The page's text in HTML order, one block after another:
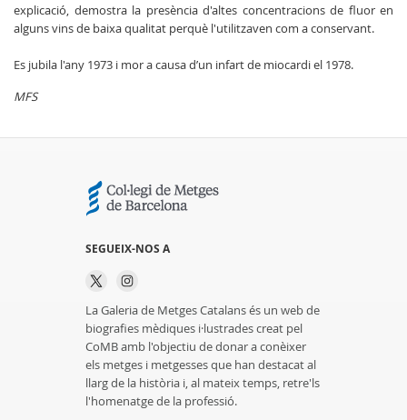
explicació, demostra la presència d'altes concentracions de fluor en
alguns vins de baixa qualitat perquè l'utilitzaven com a conservant.
Es jubila l'any 1973 i mor a causa d’un infart de miocardi el 1978.
MFS
SEGUEIX-NOS A
La Galeria de Metges Catalans és un web de
biografies mèdiques i·lustrades creat pel
CoMB amb l'objectiu de donar a conèixer
els metges i metgesses que han destacat al
llarg de la història i, al mateix temps, retre'ls
l'homenatge de la professió.